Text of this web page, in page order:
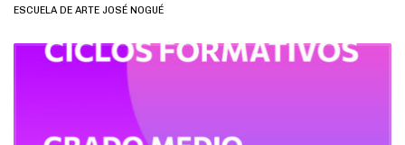
ESCUELA DE ARTE JOSÉ NOGUÉ